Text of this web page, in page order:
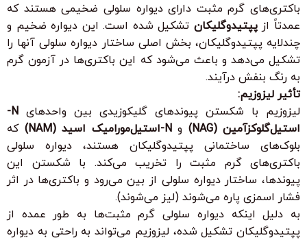
باکتری‌های گرم مثبت دارای دیواره سلولی ضخیمی هستند که
عمدتاً ازپپتیدوگلیکان تشکیل شده است. این دیواره ضخیم و
چندلایه پپتیدوگلیکان، بخش اصلی ساختار دیواره سلولی آنها را
تشکیل می‌دهد و باعث می‌شود که این باکتری‌ها در آزمون گرم
به رنگ بنفش درآیند.
تأثیر لیزوزیم:
لیزوزیم با شکستن پیوندهای گلیکوزیدی بین واحدهای
N-
استیل‌گلوکزآمین (NAG)
وN-استیل‌مورامیک اسید (NAM)
که
بلوک‌های ساختمانی پپتیدوگلیکان هستند، دیواره سلولی
باکتری‌های گرم مثبت را تخریب می‌کند. با شکستن این
پیوندها، ساختار دیواره سلولی از بین می‌رود و باکتری‌ها در اثر
فشار اسمزی پاره می‌شوند (لیز می‌شوند).
به دلیل اینکه دیواره سلولی گرم مثبت‌ها به طور عمده از
پپتیدوگلیکان تشکیل شده، لیزوزیم می‌تواند به راحتی به دیواره